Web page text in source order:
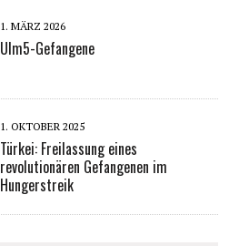
1. MÄRZ 2026
Ulm5-Gefangene
1. OKTOBER 2025
Türkei: Freilassung eines
revolutionären Gefangenen im
Hungerstreik